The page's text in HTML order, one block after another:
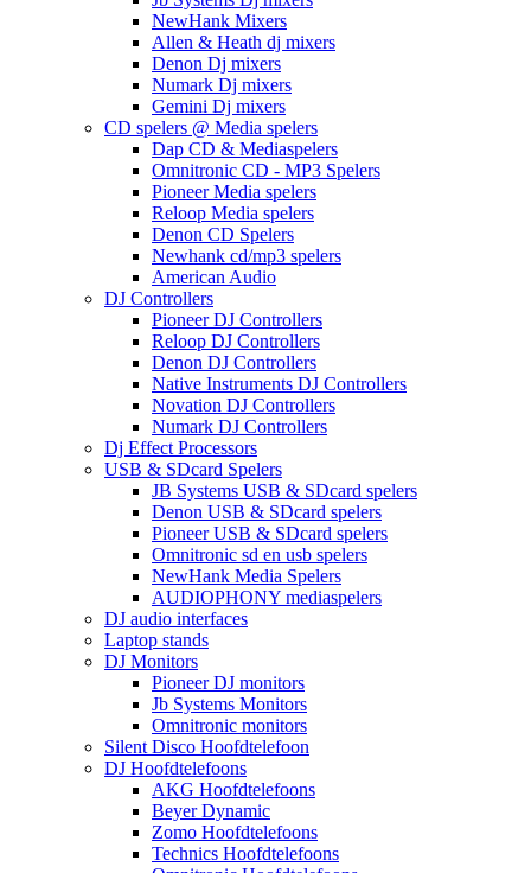
NewHank Mixers
Allen & Heath dj mixers
Denon Dj mixers
Numark Dj mixers
Gemini Dj mixers
CD spelers @ Media spelers
Dap CD & Mediaspelers
Omnitronic CD - MP3 Spelers
Pioneer Media spelers
Reloop Media spelers
Denon CD Spelers
Newhank cd/mp3 spelers
American Audio
DJ Controllers
Pioneer DJ Controllers
Reloop DJ Controllers
Denon DJ Controllers
Native Instruments DJ Controllers
Novation DJ Controllers
Numark DJ Controllers
Dj Effect Processors
USB & SDcard Spelers
JB Systems USB & SDcard spelers
Denon USB & SDcard spelers
Pioneer USB & SDcard spelers
Omnitronic sd en usb spelers
NewHank Media Spelers
AUDIOPHONY mediaspelers
DJ audio interfaces
Laptop stands
DJ Monitors
Pioneer DJ monitors
Jb Systems Monitors
Omnitronic monitors
Silent Disco Hoofdtelefoon
DJ Hoofdtelefoons
AKG Hoofdtelefoons
Beyer Dynamic
Zomo Hoofdtelefoons
Technics Hoofdtelefoons